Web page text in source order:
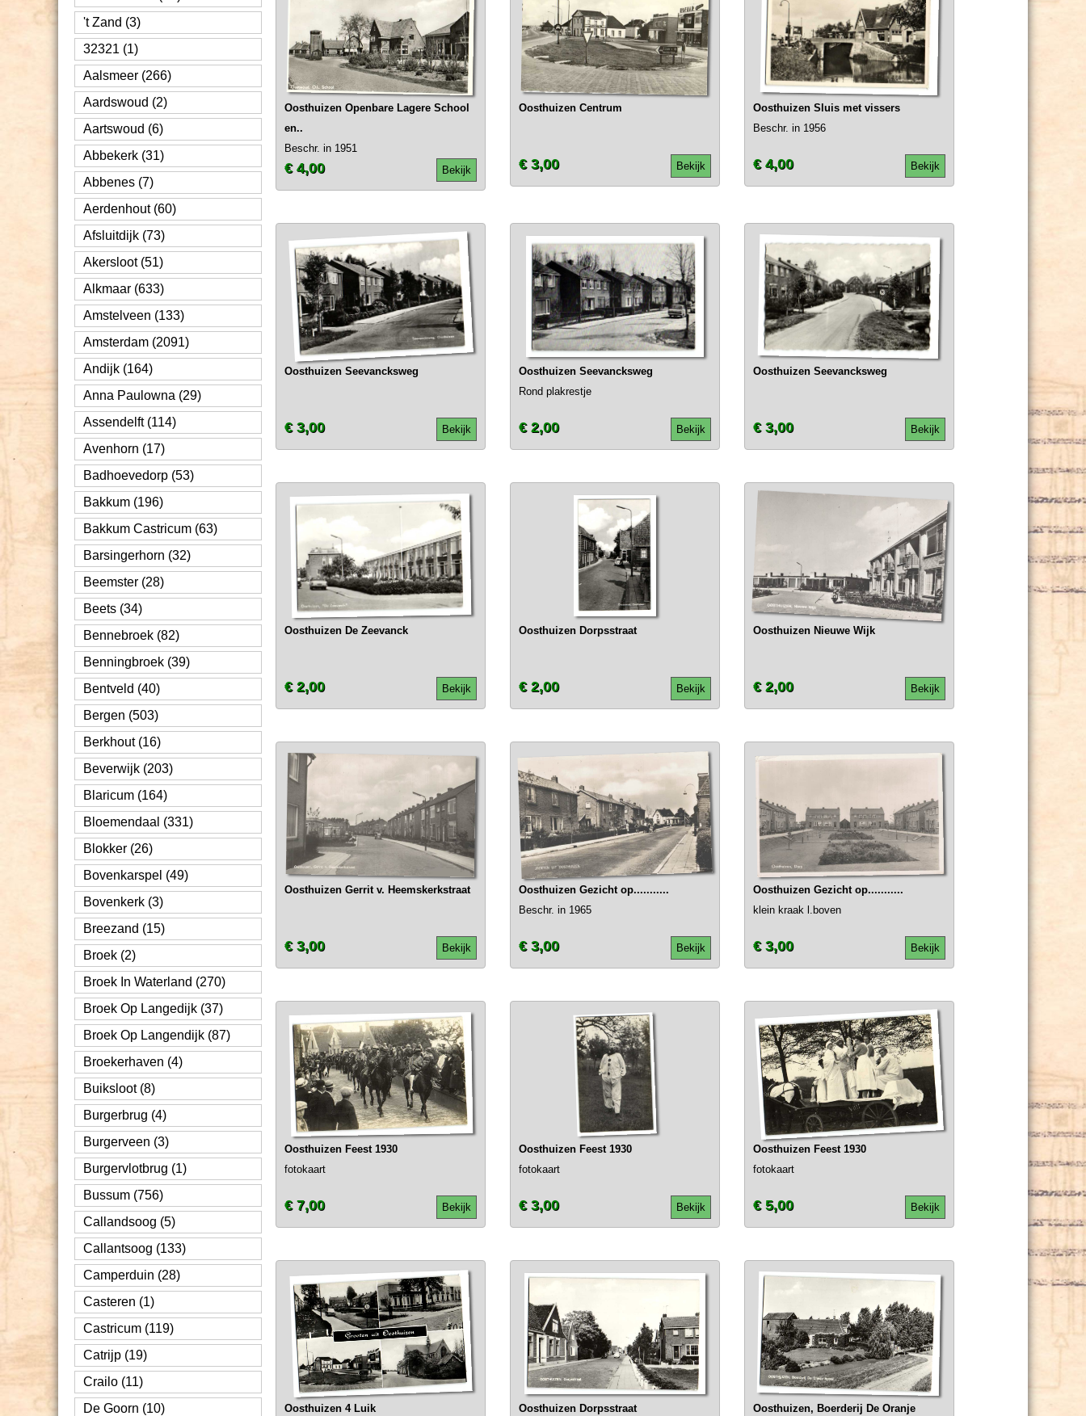
't Zand (3)
32321 (1)
Aalsmeer (266)
Aardswoud (2)
Aartswoud (6)
Abbekerk (31)
Abbenes (7)
Aerdenhout (60)
Afsluitdijk (73)
Akersloot (51)
Alkmaar (633)
Amstelveen (133)
Amsterdam (2091)
Andijk (164)
Anna Paulowna (29)
Assendelft (114)
Avenhorn (17)
Badhoevedorp (53)
Bakkum (196)
Bakkum Castricum (63)
Barsingerhorn (32)
Beemster (28)
Beets (34)
Bennebroek (82)
Benningbroek (39)
Bentveld (40)
Bergen (503)
Berkhout (16)
Beverwijk (203)
Blaricum (164)
Bloemendaal (331)
Blokker (26)
Bovenkarspel (49)
Bovenkerk (3)
Breezand (15)
Broek (2)
Broek In Waterland (270)
Broek Op Langedijk (37)
Broek Op Langendijk (87)
Broekerhaven (4)
Buiksloot (8)
Burgerbrug (4)
Burgerveen (3)
Burgervlotbrug (1)
Bussum (756)
Callandsoog (5)
Callantsoog (133)
Camperduin (28)
Casteren (1)
Castricum (119)
Catrijp (19)
Crailo (11)
De Goorn (10)
Oosthuizen Openbare Lagere School
en..
Beschr. in 1951
Bekijk
€ 4,00
Oosthuizen Centrum
Bekijk
€ 3,00
Oosthuizen Sluis met vissers
Beschr. in 1956
Bekijk
€ 4,00
Oosthuizen Seevancksweg
Bekijk
€ 3,00
Oosthuizen Seevancksweg
Rond plakrestje
Bekijk
€ 2,00
Oosthuizen Seevancksweg
Bekijk
€ 3,00
Oosthuizen De Zeevanck
Bekijk
€ 2,00
Oosthuizen Dorpsstraat
Bekijk
€ 2,00
Oosthuizen Nieuwe Wijk
Bekijk
€ 2,00
Oosthuizen Gerrit v. Heemskerkstraat
Bekijk
€ 3,00
Oosthuizen Gezicht op...........
Beschr. in 1965
Bekijk
€ 3,00
Oosthuizen Gezicht op...........
klein kraak l.boven
Bekijk
€ 3,00
Oosthuizen Feest 1930
fotokaart
Bekijk
€ 7,00
Oosthuizen Feest 1930
fotokaart
Bekijk
€ 3,00
Oosthuizen Feest 1930
fotokaart
Bekijk
€ 5,00
Oosthuizen 4 Luik Oosthuizen Dorpsstraat
Oosthuizen, Boerderij De Oranje